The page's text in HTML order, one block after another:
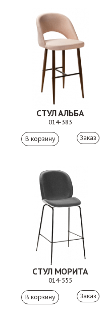
СТУЛ АЛЬБА
014-383
Заказ
СТУЛ МОРИТА
014-555
Заказ